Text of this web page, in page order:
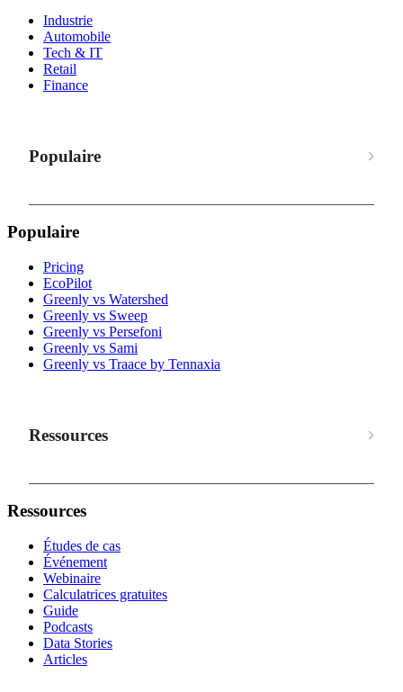
Industrie
Automobile
Tech & IT
Retail
Finance
Populaire
Populaire
Pricing
EcoPilot
Greenly vs Watershed
Greenly vs Sweep
Greenly vs Persefoni
Greenly vs Sami
Greenly vs Traace by Tennaxia
Ressources
Ressources
Études de cas
Événement
Webinaire
Calculatrices gratuites
Guide
Podcasts
Data Stories
Articles